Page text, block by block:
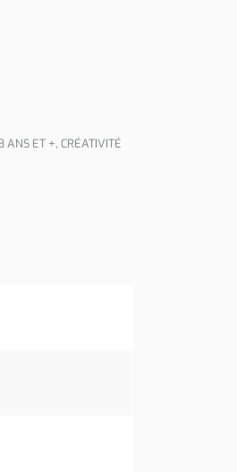
ANS ET +, CRÉATIVITÉ